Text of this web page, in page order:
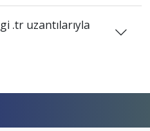
.tr uzantılarıyla